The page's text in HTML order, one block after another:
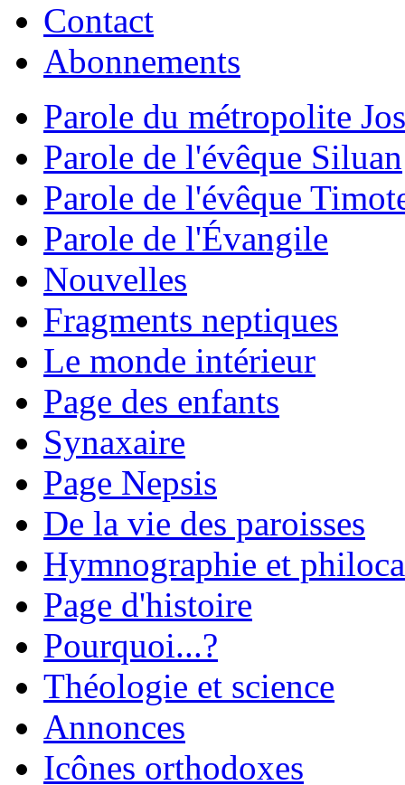
Contact
Abonnements
Parole du métropolite
Parole de l'évêque Siluan
Parole de l'évêque
Parole de l'Évangile
Nouvelles
Fragments neptiques
Le monde intérieur
Page des enfants
Synaxaire
Page Nepsis
De la vie des paroisses
Hymnographie et
Page d'histoire
Pourquoi...?
Théologie et science
Annonces
Icônes orthodoxes